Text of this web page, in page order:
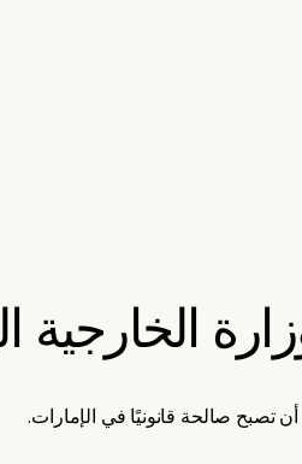
الخارجية
تصبح صالحة قانونيًا في الإمارات.